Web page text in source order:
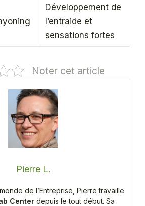
Développement de
l’entraide et
sensations fortes
Noter cet article
Pierre L.
de l’Entreprise, Pierre travaille
Centerdepuis le tout début. Sa